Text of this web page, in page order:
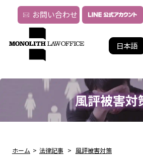
日本語
お問い合わせ
風評被害対
ホーム > 法律記事 > 風評被害対策